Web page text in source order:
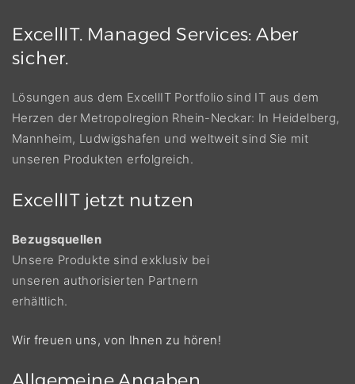
ExcellIT. Managed Services: Aber
sicher.
Lösungen aus dem ExcellIT Portfolio sind IT aus dem
Herzen der Metropolregion Rhein-Neckar: In Heidelberg,
Mannheim, Ludwigshafen und weltweit sind Sie mit
unseren Produkten erfolgreich.
ExcellIT jetzt nutzen
Bezugsquellen
Unsere Produkte sind exklusiv bei
unseren authorisierten Partnern
erhältlich.
Wir freuen uns, von Ihnen zu hören!